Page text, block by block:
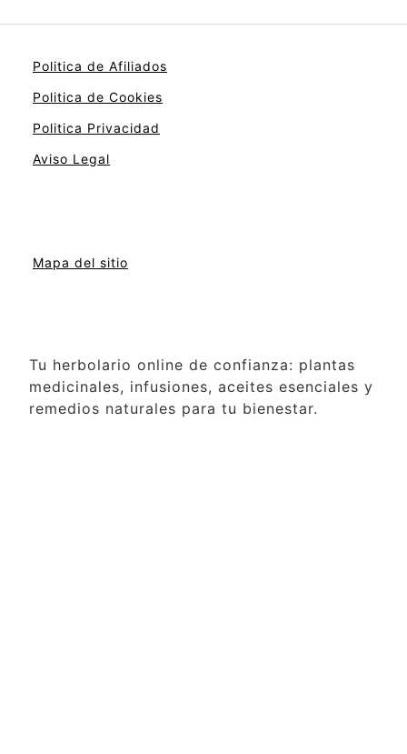
Politica de Afiliados
Politica de Cookies
Politica Privacidad
Aviso Legal
Mapa del sitio
Tu herbolario online de confianza: plantas
medicinales, infusiones, aceites esenciales y
remedios naturales para tu bienestar.